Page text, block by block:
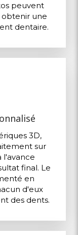
peuvent
une
dentaire.
3D,
sur
l'avance
final. Le
en
d'eux
des dents.